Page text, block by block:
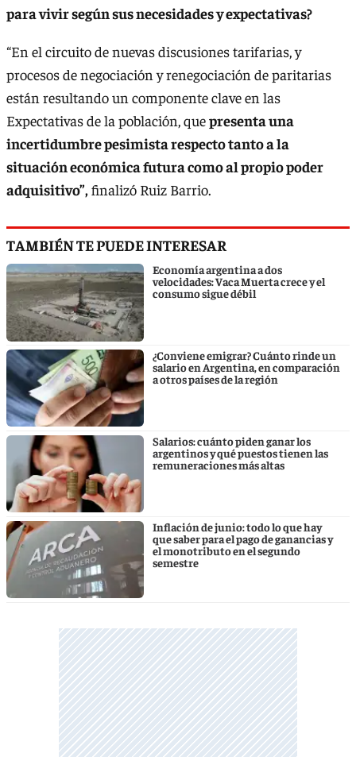
para vivir según sus necesidades y expectativas?
“En el circuito de nuevas discusiones tarifarias, y
procesos de negociación y renegociación de paritarias
están resultando un componente clave en las
Expectativas de la población, quepresenta una
incertidumbre pesimista respecto tanto a la
situación económica futura como al propio poder
adquisitivo”, finalizó Ruiz Barrio.
TAMBIÉN TE PUEDE INTERESAR
Economía argentina a dos
velocidades: Vaca Muerta crece y el
consumo sigue débil
¿Conviene emigrar? Cuánto rinde un
salario en Argentina, en comparación
a otros países de la región
Salarios: cuánto piden ganar los
argentinos y qué puestos tienen las
remuneraciones más altas
Inflación de junio: todo lo que hay
que saber para el pago de ganancias y
el monotributo en el segundo
semestre